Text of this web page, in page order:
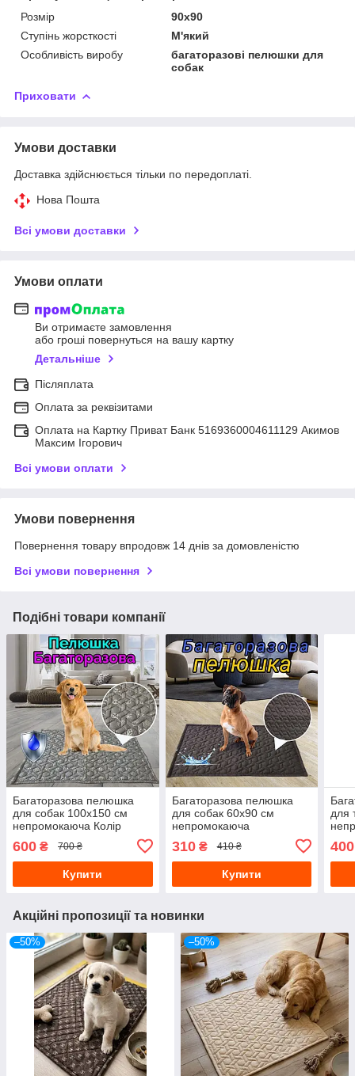
Розмір
90х90
Ступінь жорсткості
М'який
Особливість виробу
багаторазові пелюшки для
собак
Приховати
Умови доставки
Доставка здійснюється тільки по передоплаті.
Нова Пошта
Всі умови доставки
Умови оплати
Ви отримаєте замовлення
або гроші повернуться на вашу картку
Детальніше
Післяплата
Оплата за реквізитами
Оплата на Картку Приват Банк 5169360004611129 Акимов
Максим Ігорович
Всі умови оплати
Умови повернення
Повернення товару впродовж 14 днів за домовленістю
Всі умови повернення
Подібні товари компанії
Багаторазова пелюшка
для собак 100х150 см
непромокаюча Колір
600 ₴ 700 ₴
Купити
Багаторазова пелюшка
для собак 60х90 см
непромокаюча
310₴ 410 ₴
Купити
для
400
Акційні пропозиції та новинки
–50% –50%